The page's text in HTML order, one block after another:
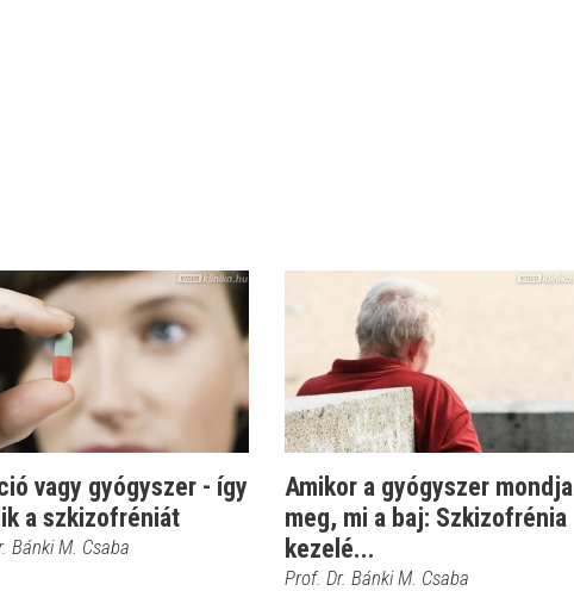
vagy gyógyszer - így
a szkizofréniát
Bánki M. Csaba
Amikor a gyógyszer mondja
meg, mi a baj: Szkizofrénia
kezelé...
Prof. Dr. Bánki M. Csaba